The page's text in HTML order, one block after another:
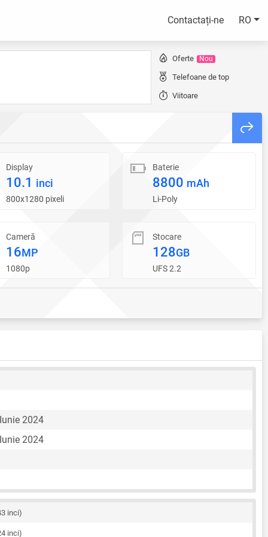
Contactați-ne RO
Oferte Nou
Telefoane de top
Viitoare
Display
10.1 inci
800x1280 pixeli
Baterie
8800 mAh
Li-Poly
Cameră
16MP
1080p
Stocare
128GB
UFS 2.2
2024
2024
inci)
inci)